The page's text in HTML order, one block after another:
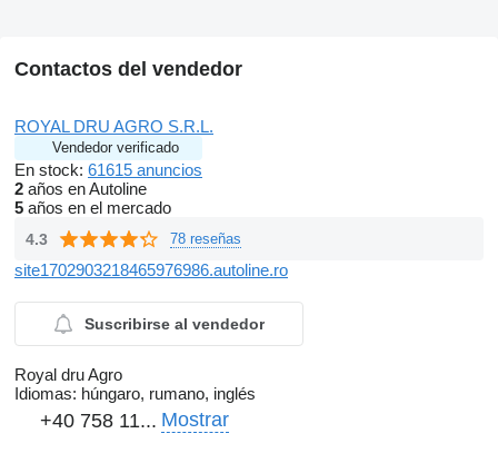
Contactos del vendedor
ROYAL DRU AGRO S.R.L.
Vendedor verificado
En stock: 61615 anuncios
2 años en Autoline
5 años en el mercado
4.3 78 reseñas
site1702903218465976986.autoline.ro
Suscribirse al vendedor
Royal dru Agro
Idiomas: húngaro, rumano, inglés
+40 758 11... Mostrar